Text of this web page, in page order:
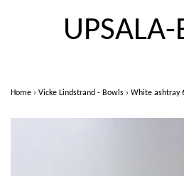
UPSALA-
Home › Vicke Lindstrand - Bowls › White ashtray